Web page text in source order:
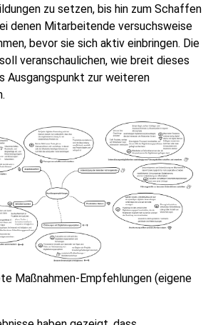
zu setzen, bis hin zum Schaffen
denen Mitarbeitende versuchsweise
bevor sie sich aktiv einbringen. Die
veranschaulichen, wie breit dieses
Ausgangspunkt zur weiteren
Maßnahmen-Empfehlungen (eigene